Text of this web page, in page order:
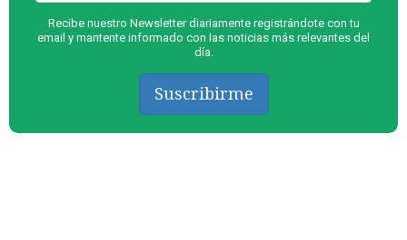
Recibe nuestro Newsletter diariamente registrándote con tu
email y mantente informado con las noticias más relevantes del
día.
Suscribirme